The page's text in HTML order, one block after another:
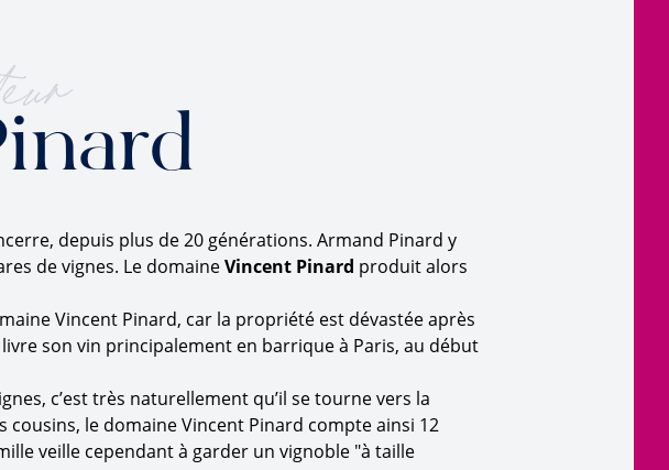
depuis plus de 20 générations. Armand Pinard y
de vignes. Le domaineVincent Pinard produit alors
Vincent Pinard, car la propriété est dévastée après
son vin principalement en barrique à Paris, au début
c’est très naturellement qu’il se tourne vers la
le domaine Vincent Pinard compte ainsi 12
veille cependant à garder un vignoble "à taille